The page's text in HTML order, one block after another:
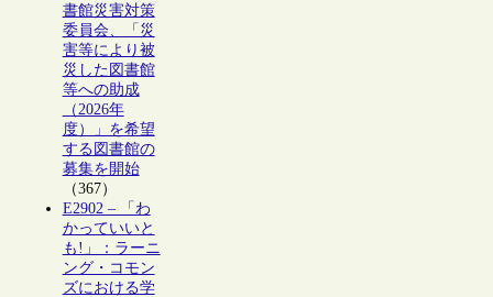
書館災害対策
委員会、「災
害等により被
災した図書館
等への助成
（2026年
度）」を希望
する図書館の
募集を開始
（367）
E2902 – 「わ
かっていいと
も!」：ラーニ
ング・コモン
ズにおける学